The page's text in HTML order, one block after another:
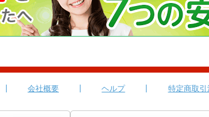
会社概要 ヘルプ 特定商取